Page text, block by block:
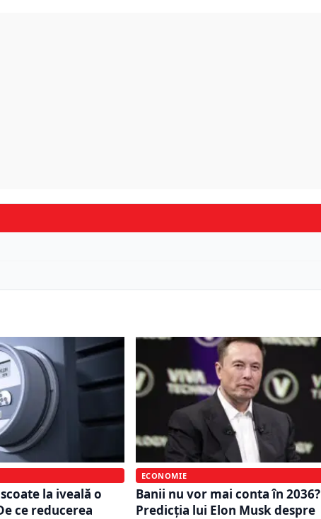
la iveală o
ce reducerea
ECONOMIE
Banii nu vor mai conta în 2036?
Predicția lui Elon Musk despre